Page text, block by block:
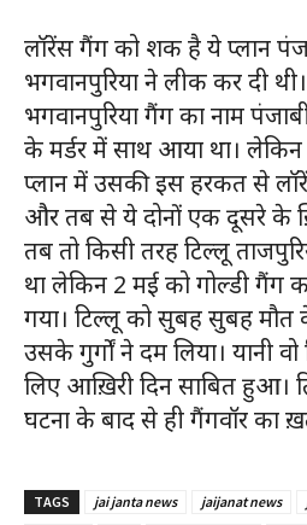
लॉरेंस गैंग को शक है ये प्लान
भगवानपुरिया ने लीक कर दी
भगवानपुरिया गैंग का नाम
के मर्डर में साथ आया था। लेकिन
प्लान में उसकी इस हरकत से
और तब से ये दोनों एक दूसरे के
तब तो किसी तरह टिल्लू
था लेकिन 2 मई को गोल्डी गैंग
गया। टिल्लू को सुबह सुबह मौत
उसके गुर्गों ने दम लिया। यानी
लिए आख़िरी दिन साबित हुआ।
घटना के बाद से ही गैंगवॉर का
TAGS jai janta news jaijanat news